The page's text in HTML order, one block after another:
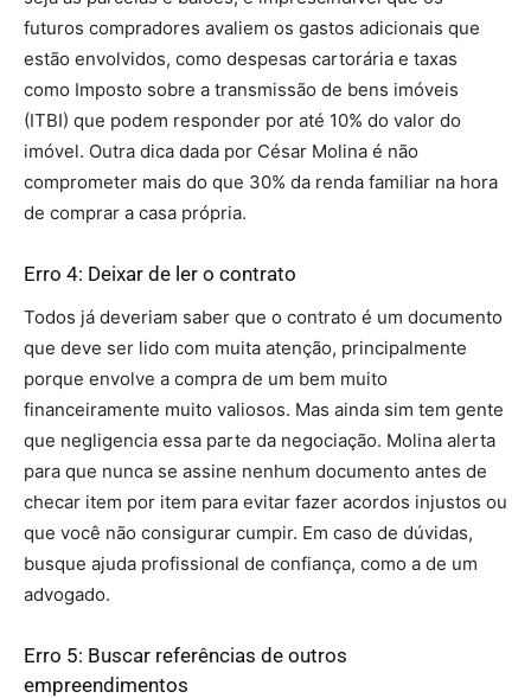
futuros compradores avaliem os gastos adicionais que
estão envolvidos, como despesas cartorária e taxas
como Imposto sobre a transmissão de bens imóveis
(ITBI) que podem responder por até 10% do valor do
imóvel. Outra dica dada por César Molina é não
comprometer mais do que 30% da renda familiar na hora
de comprar a casa própria.
Erro 4: Deixar de ler o contrato
Todos já deveriam saber que o contrato é um documento
que deve ser lido com muita atenção, principalmente
porque envolve a compra de um bem muito
financeiramente muito valiosos. Mas ainda sim tem gente
que negligencia essa parte da negociação. Molina alerta
para que nunca se assine nenhum documento antes de
checar item por item para evitar fazer acordos injustos ou
que você não consigurar cumpir. Em caso de dúvidas,
busque ajuda profissional de confiança, como a de um
advogado.
Erro 5: Buscar referências de outros
empreendimentos